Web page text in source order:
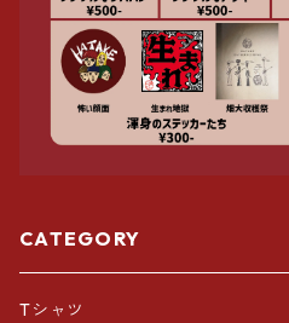
CATEGORY
Tシャツ